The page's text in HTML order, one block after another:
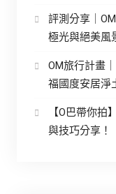
評測分享｜
極光與絕美風
OM旅行計畫
福國度安居淨
【O巴帶你
與技巧分享！